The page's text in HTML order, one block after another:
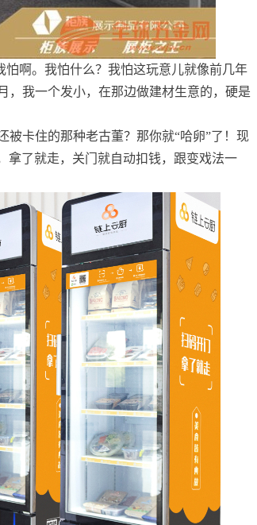
怕啊。我怕什么？我怕这玩意儿就像前几年
，我一个发小，在那边做建材生意的，硬是
卡住的那种老古董？那你就“哈卵”了！现
拿了就走，关门就自动扣钱，跟变戏法一